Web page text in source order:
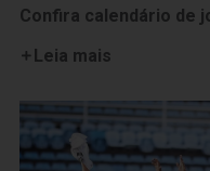
Confira calendário de
Leia mais